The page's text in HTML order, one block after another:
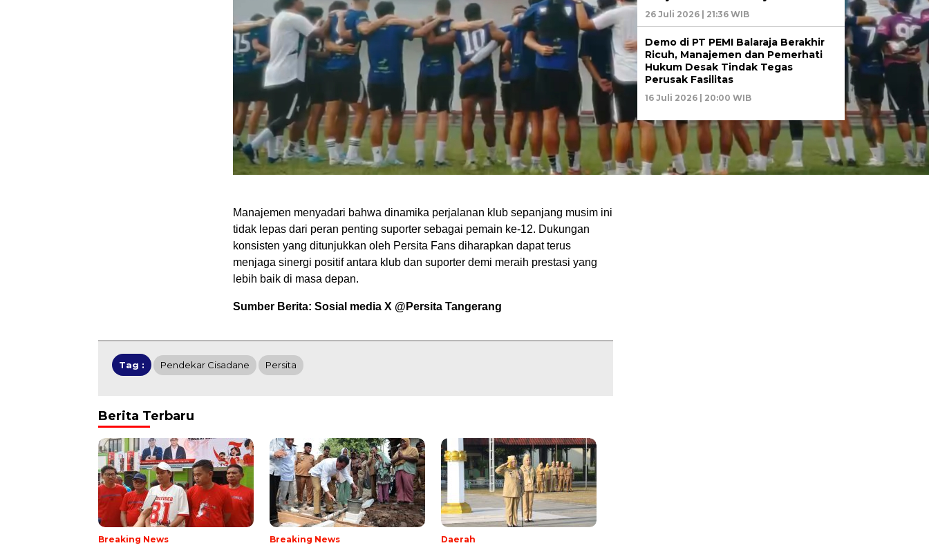
​Manajemen menyadari bahwa dinamika perjalanan klub sepanjang musim ini
tidak lepas dari peran penting suporter sebagai pemain ke-12. Dukungan
konsisten yang ditunjukkan oleh Persita Fans diharapkan dapat terus
menjaga sinergi positif antara klub dan suporter demi meraih prestasi yang
lebih baik di masa depan.
Sumber Berita: Sosial media X @Persita Tangerang
Tag : Pendekar Cisadane Persita
Berita Terbaru
Breaking News Breaking News Daerah
26 Juli 2026 | 21:36 WIB
Demo di PT PEMI Balaraja Berakhir
Ricuh, Manajemen dan Pemerhati
Hukum Desak Tindak Tegas
Perusak Fasilitas
16 Juli 2026 | 20:00 WIB